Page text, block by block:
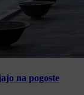
na pogoste